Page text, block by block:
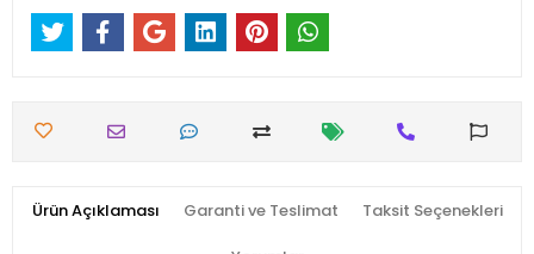
Ürün Açıklaması Garanti ve Teslimat Taksit Seçenekleri